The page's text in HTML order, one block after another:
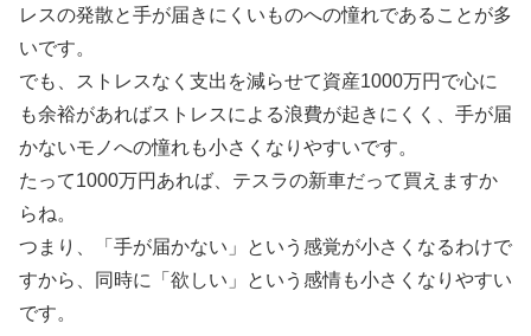
レスの発散と手が届きにくいものへの憧れであることが多
いです。
でも、ストレスなく支出を減らせて資産1000万円で心に
も余裕があればストレスによる浪費が起きにくく、手が届
かないモノへの憧れも小さくなりやすいです。
たって1000万円あれば、テスラの新車だって買えますか
らね。
つまり、「手が届かない」という感覚が小さくなるわけで
すから、同時に「欲しい」という感情も小さくなりやすい
です。